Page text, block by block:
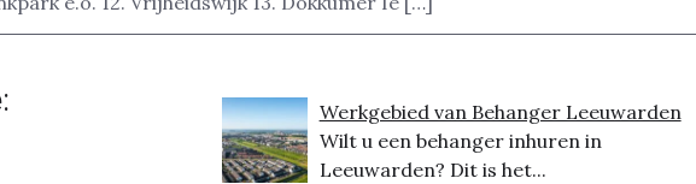
Werkgebied van Behanger Leeuwarden
Wilt u een behanger inhuren in
Leeuwarden? Dit is het...